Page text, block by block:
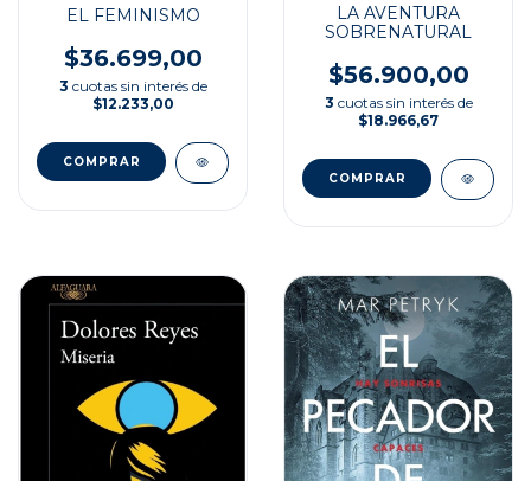
EL FEMINISMO
$36.699,00
3 cuotas sin interés de
$12.233,00
LA AVENTURA
SOBRENATURAL
$56.900,00
3 cuotas sin interés de
$18.966,67